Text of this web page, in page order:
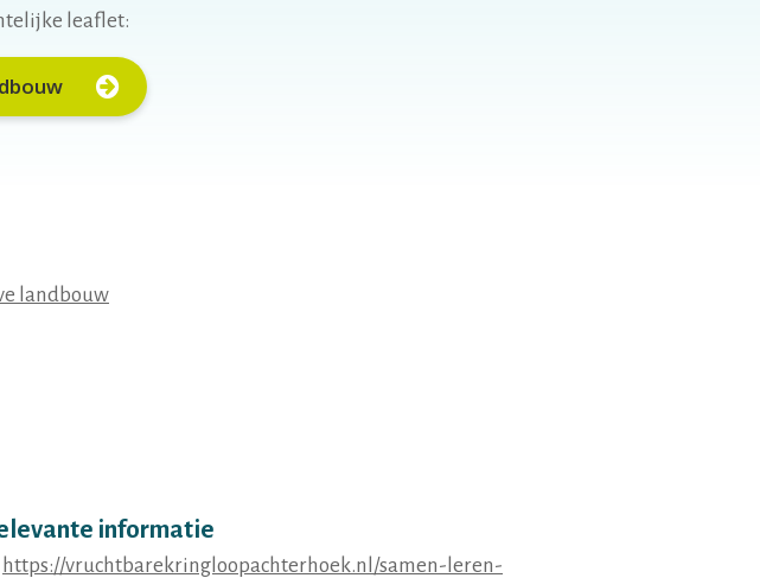
leaflet:
landbouw
informatie
https://vruchtbarekringloopachterhoek.nl/samen-leren-